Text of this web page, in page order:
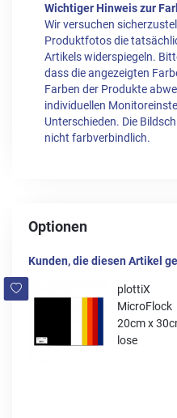
Wichtiger Hinweis zur
Wir versuchen
Produktfotos die
Artikels widerspiegeln.
dass die angezeigten
Farben der Produkte
individuellen
Unterschieden. Die
nicht farbverbindlich.
Optionen
Kunden, die diesen Artikel
plottiX
MicroFlock
20cm x
lose